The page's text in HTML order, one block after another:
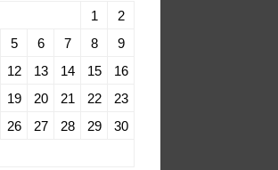
1
2
5 6 7 8
9
12 13 14 15
16
19 20 21 22
23
26 27 28 29
30